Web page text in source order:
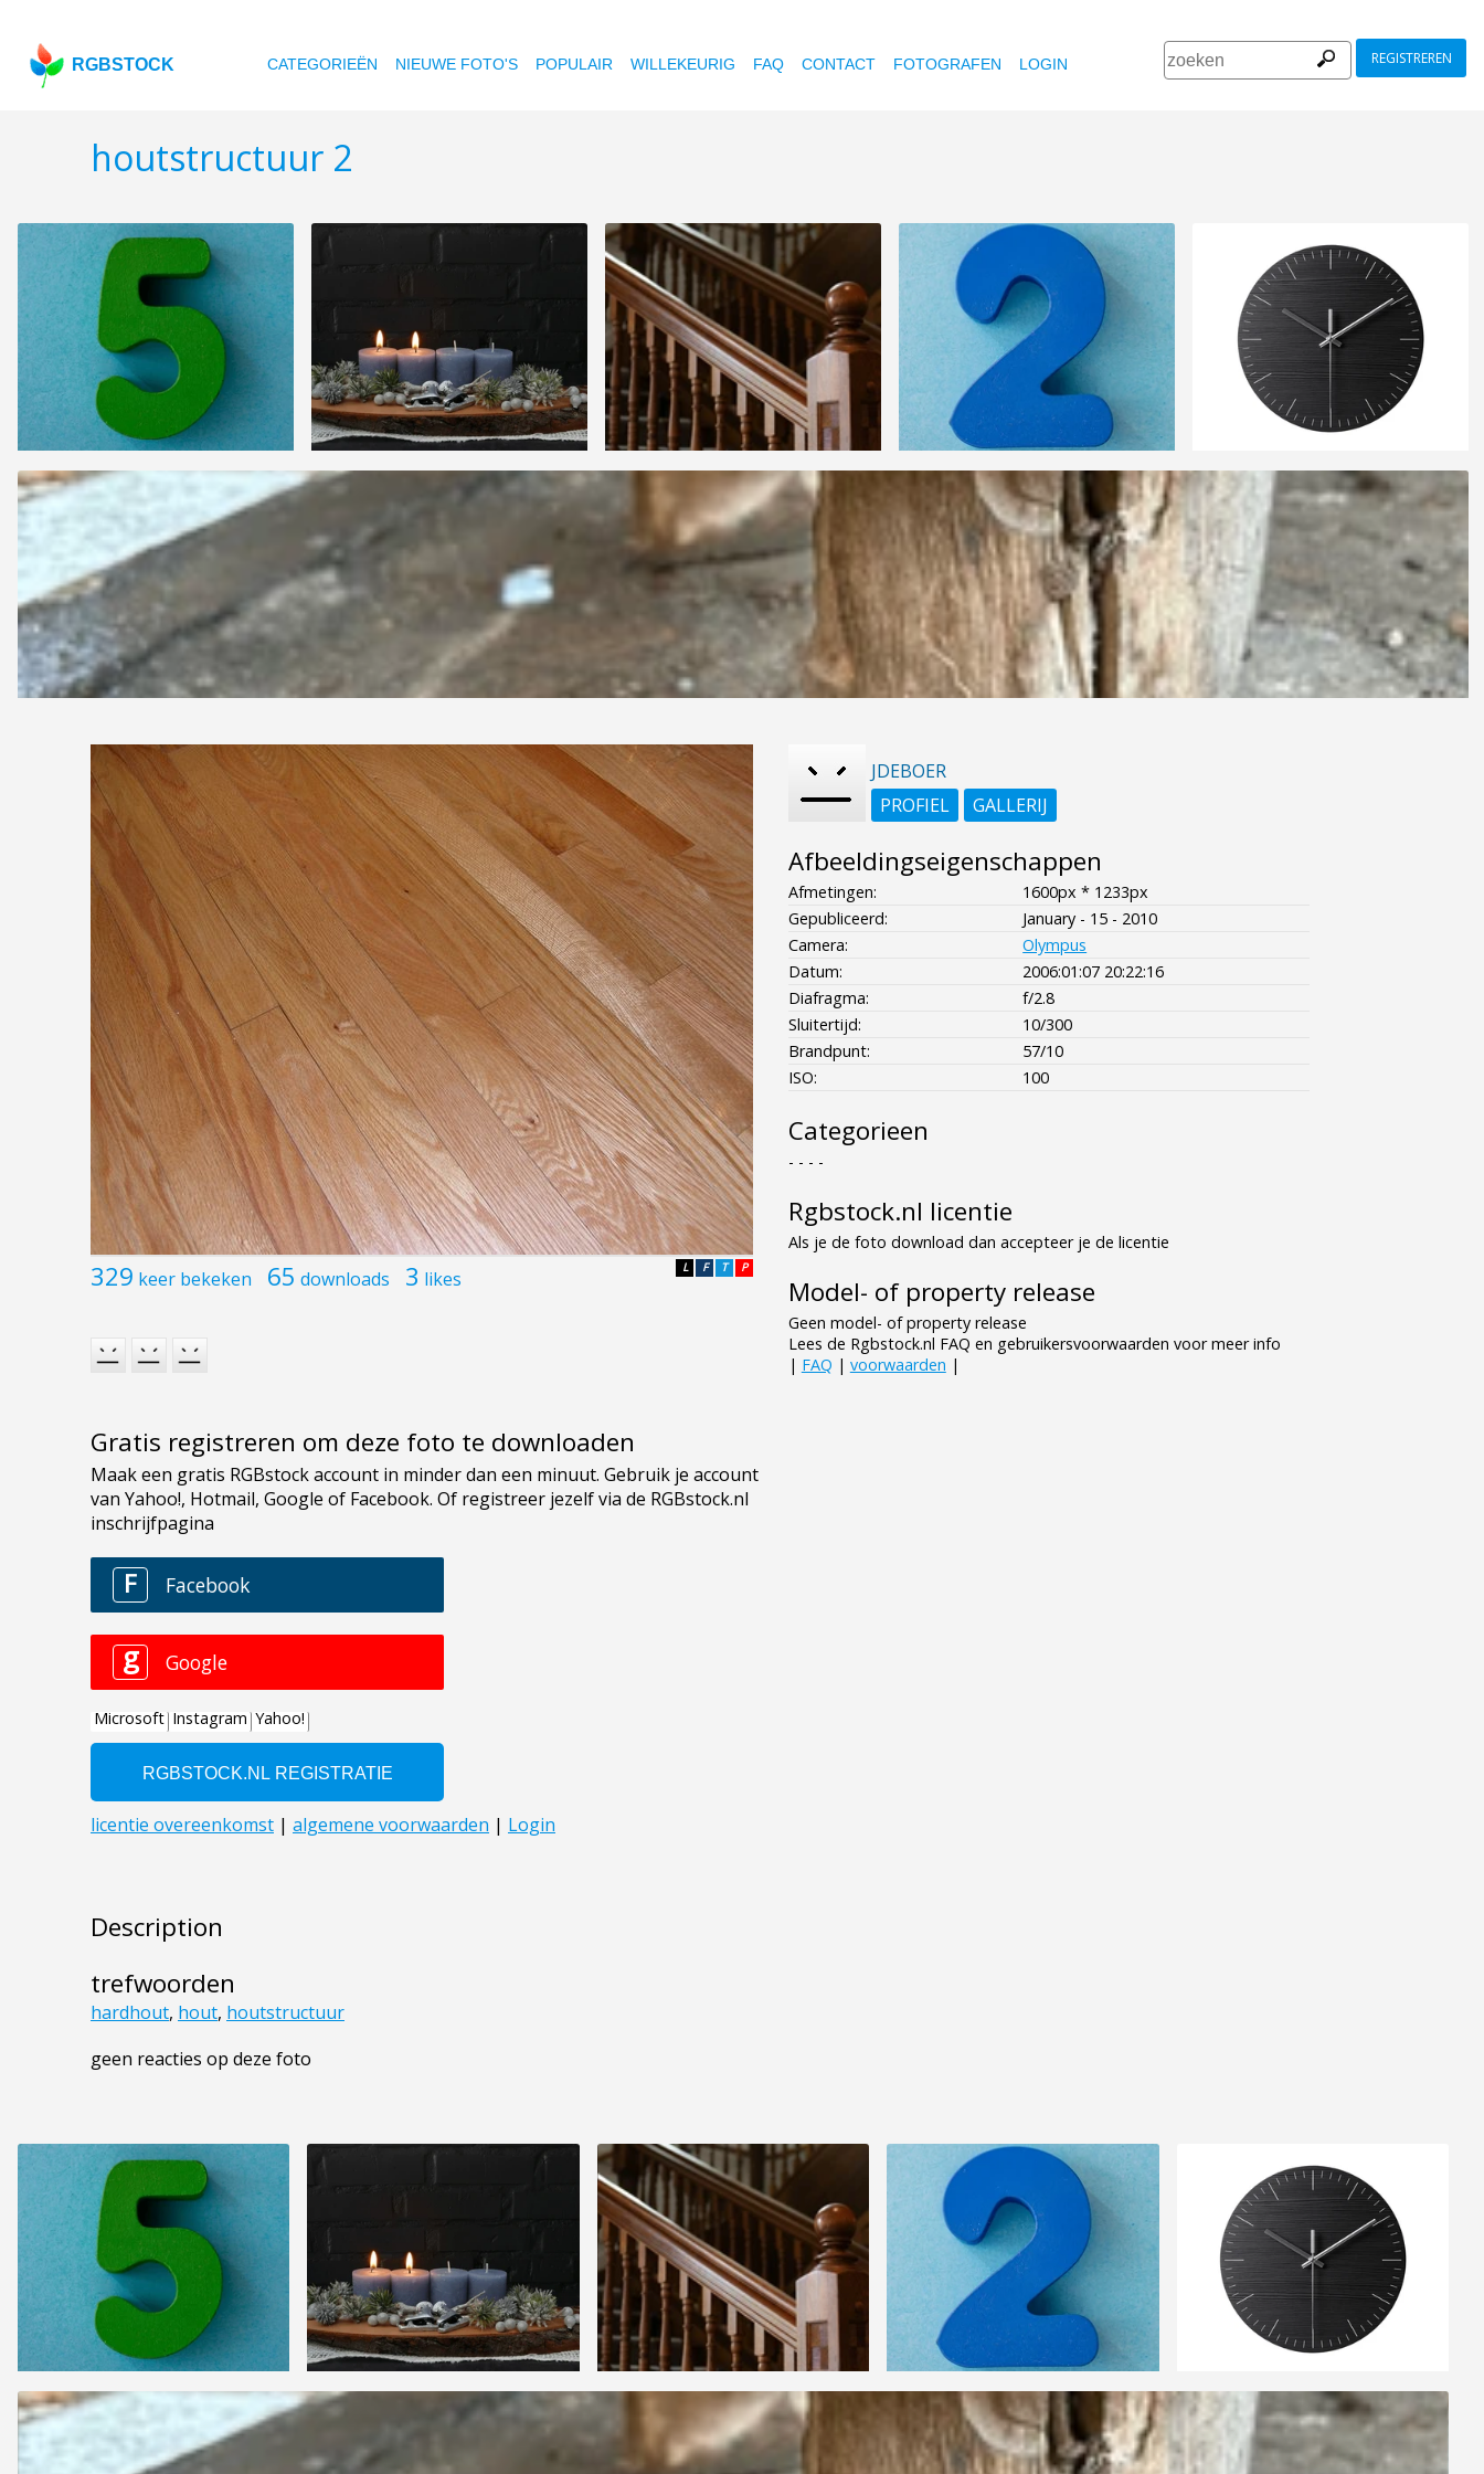
RGBSTOCK CATEGORIEËN NIEUWE FOTO'S POPULAIR WILLEKEURIG FAQ CONTACT FOTOGRAFEN LOGIN REGISTREREN
houtstructuur 2
329 keer bekeken 65 downloads 3 likes P
T
F
L
Gratis registreren om deze foto te downloaden
Description
trefwoorden
hardhout, hout, houtstructuur
geen reacties op deze foto
JDEBOER
PROFIEL
GALLERIJ
Afbeeldingseigenschappen
Afmetingen:
1600px * 1233px
Gepubliceerd:
January - 15 - 2010
Camera:
Olympus
Datum:
2006:01:07 20:22:16
Diafragma:
f/2.8
Sluitertijd:
10/300
Brandpunt:
57/10
ISO:
100
Categorieen
- - - -
Rgbstock.nl licentie
Als je de foto download dan accepteer je de licentie
Model- of property release
Geen model- of property release
Lees de Rgbstock.nl FAQ en gebruikersvoorwaarden voor meer info
| FAQ | voorwaarden |